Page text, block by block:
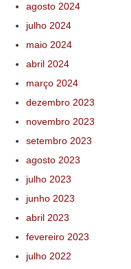
agosto 2024
julho 2024
maio 2024
abril 2024
março 2024
dezembro 2023
novembro 2023
setembro 2023
agosto 2023
julho 2023
junho 2023
abril 2023
fevereiro 2023
julho 2022